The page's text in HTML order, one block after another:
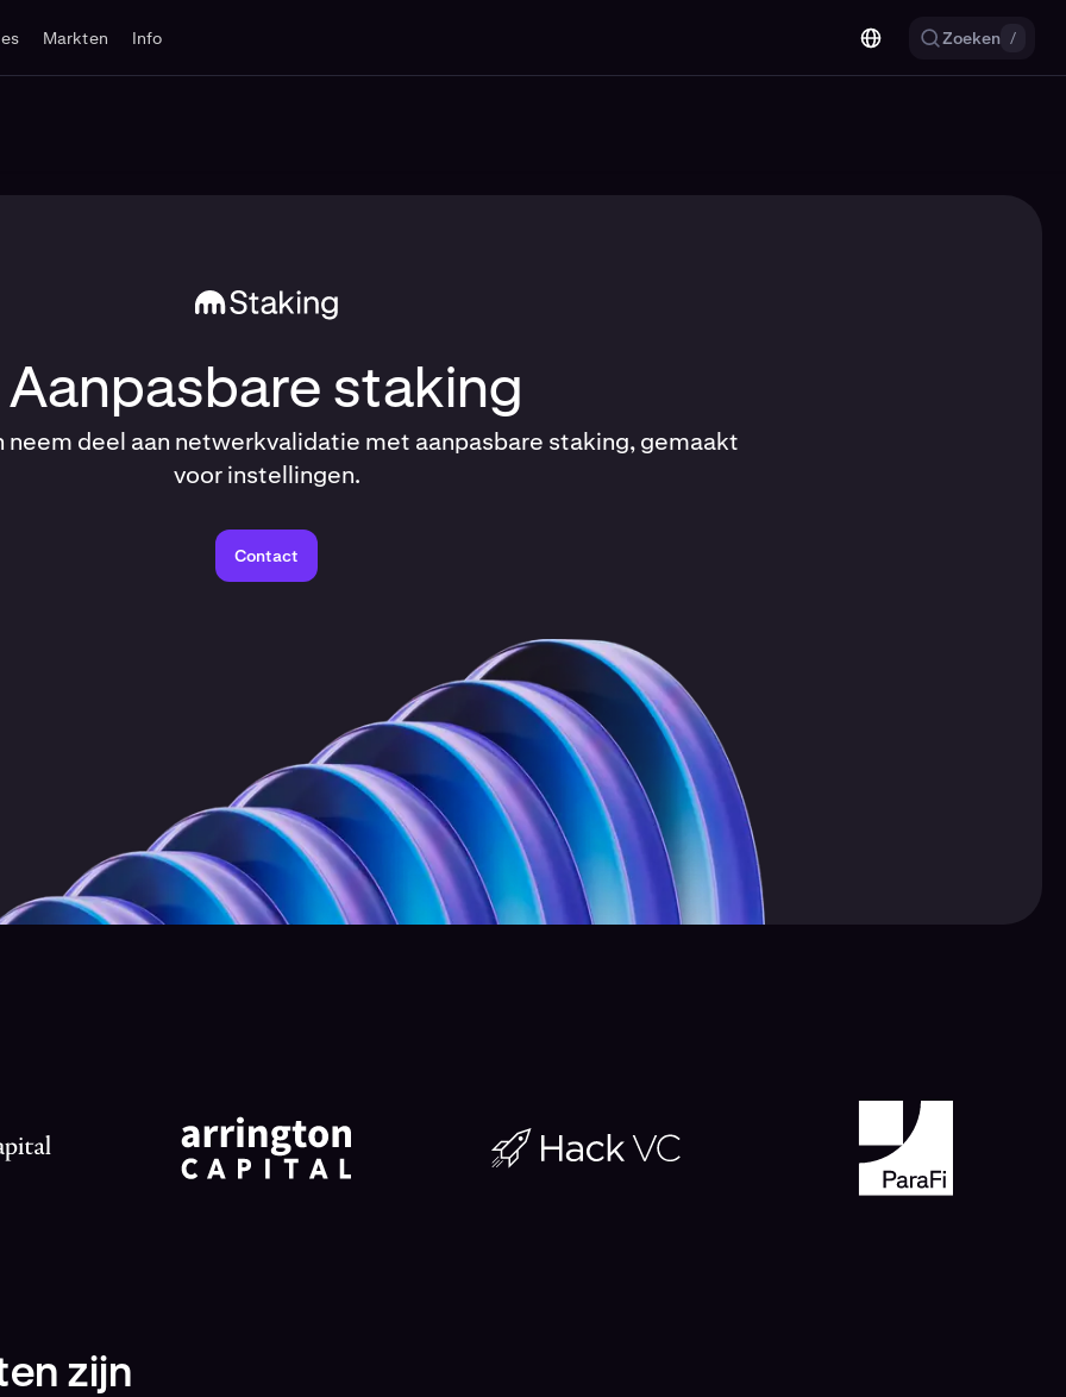
Markten Info Zoeken /
Aanpasbare staking
neem deel aan netwerkvalidatie met aanpasbare staking, gemaakt
voor instellingen.
Contact
zijn